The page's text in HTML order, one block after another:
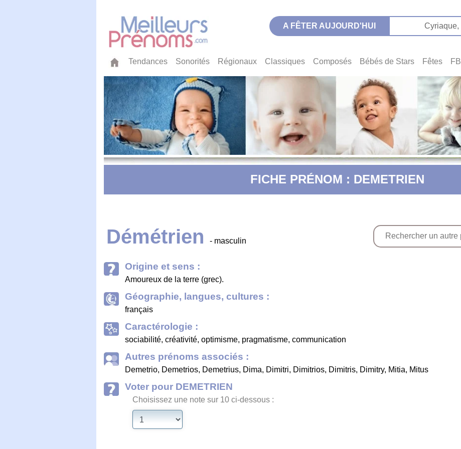
A FÊTER AUJOURD'HUI Cyriaque,
Tendances Sonorités Régionaux Classiques Composés Bébés de Stars Fêtes FB
FICHE PRÉNOM : DEMETRIEN
Démétrien - masculin
Origine et sens :
Amoureux de la terre (grec).
Géographie, langues, cultures :
français
Caractérologie :
sociabilité, créativité, optimisme, pragmatisme, communication
Autres prénoms associés :
Demetrio, Demetrios, Demetrius, Dima, Dimitri, Dimitrios, Dimitris, Dimitry, Mitia, Mitus
Voter pour DEMETRIEN
Choisissez une note sur 10 ci-dessous :